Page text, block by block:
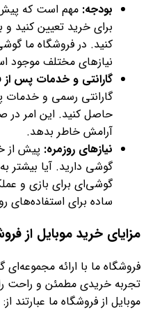
بودجه: مهم است که
برای خرید تعیین کنید و
کنید. در فروشگاه ما
نیازهای مختلف موجود
گارانتی و خدمات پس
گارانتی رسمی و خدمات
حاصل کنید. این امر در
آرامش خاطر بدهد.
نیازهای روزمره: پیش از
گوشی دارید. آیا بیشتر
گوشی‌ای برای بازی و
ساده برای استفاده‌های
مزایای خرید موبایل از
فروشگاه ما با ارائه مجموعه‌ای
تجربه خریدی مطمئن و راحت
موبایل از فروشگاه ما عبارتند از: